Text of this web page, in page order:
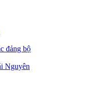
đảng bộ
Nguyên